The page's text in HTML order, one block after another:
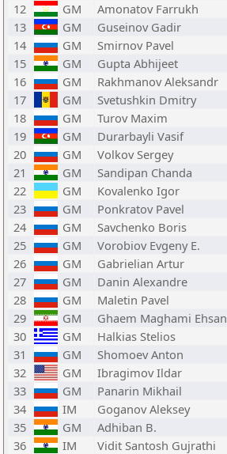
12
GM Amonatov Farrukh
13
GM Guseinov Gadir
14
GM Smirnov Pavel
15
GM Gupta Abhijeet
16
GM Rakhmanov Aleksandr
17
GM Svetushkin Dmitry
18
GM Turov Maxim
19
GM Durarbayli Vasif
20
GM Volkov Sergey
21
GM Sandipan Chanda
22
GM Kovalenko Igor
23
GM Ponkratov Pavel
24
GM Savchenko Boris
25
GM Vorobiov Evgeny E.
26
GM Gabrielian Artur
27
GM Danin Alexandre
28
GM Maletin Pavel
29
GM Ghaem Maghami Ehsan
30
GM Halkias Stelios
31
GM Shomoev Anton
32
GM Ibragimov Ildar
33
GM Panarin Mikhail
34
IM Goganov Aleksey
35
GM Adhiban B.
36
IM Vidit Santosh Gujrathi